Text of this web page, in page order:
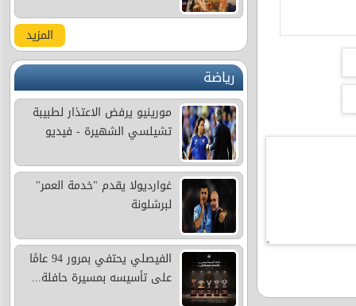
المزيد
رياضة
مورينيو يرفض الاعتذار لطبيبة
تشيلسي الشهيرة - فيديو
غوارديولا يقدم "خدمة العمر"
لبرشلونة
الفيصلي يحتفي بمرور 94 عامًا
على تأسيسه بمسيرة حافلة...